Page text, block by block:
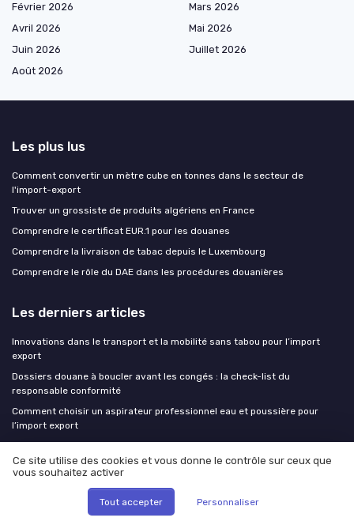
Février 2026
Mars 2026
Avril 2026
Mai 2026
Juin 2026
Juillet 2026
Août 2026
Les plus lus
Comment convertir un mètre cube en tonnes dans le secteur de
l'import-export
Trouver un grossiste de produits algériens en France
Comprendre le certificat EUR.1 pour les douanes
Comprendre la livraison de tabac depuis le Luxembourg
Comprendre le rôle du DAE dans les procédures douanières
Les derniers articles
Innovations dans le transport et la mobilité sans tabou pour l’import
export
Dossiers douane à boucler avant les congés : la check-list du
responsable conformité
Comment choisir un aspirateur professionnel eau et poussière pour
l’import export
export
Ce site utilise des cookies et vous donne le contrôle sur ceux que
vous souhaitez activer
Tout accepter Personnaliser